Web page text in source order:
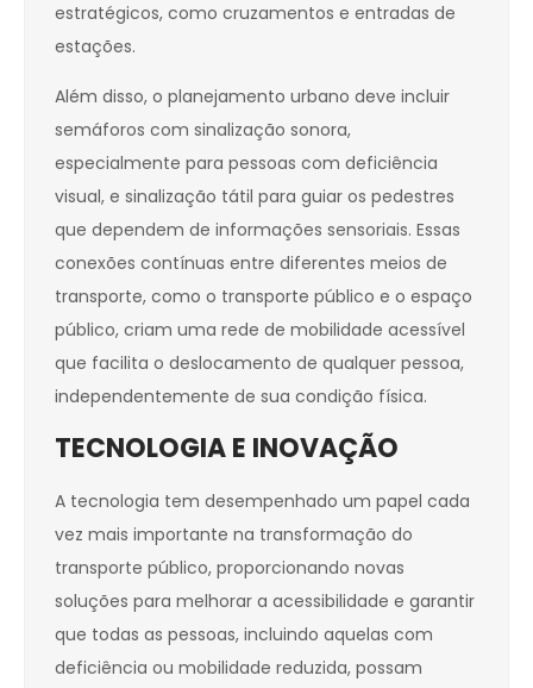
estratégicos, como cruzamentos e entradas de
estações.
Além disso, o planejamento urbano deve incluir
semáforos com sinalização sonora,
especialmente para pessoas com deficiência
visual, e sinalização tátil para guiar os pedestres
que dependem de informações sensoriais. Essas
conexões contínuas entre diferentes meios de
transporte, como o transporte público e o espaço
público, criam uma rede de mobilidade acessível
que facilita o deslocamento de qualquer pessoa,
independentemente de sua condição física.
TECNOLOGIA E INOVAÇÃO
A tecnologia tem desempenhado um papel cada
vez mais importante na transformação do
transporte público, proporcionando novas
soluções para melhorar a acessibilidade e garantir
que todas as pessoas, incluindo aquelas com
deficiência ou mobilidade reduzida, possam